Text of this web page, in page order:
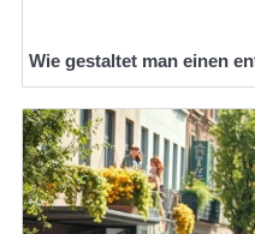
Wie gestaltet man einen